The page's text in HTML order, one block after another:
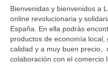
Banderas
Libros
Ofertas y lotes descuento
Bienvenidas y bienvenidos a
online revolucionaria y
España. En ella podrás
productos de economía
calidad y a muy buen precio,
colaboración con el comercio